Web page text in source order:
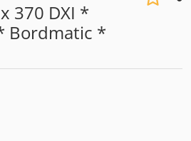
370 DXI *
Bordmatic *